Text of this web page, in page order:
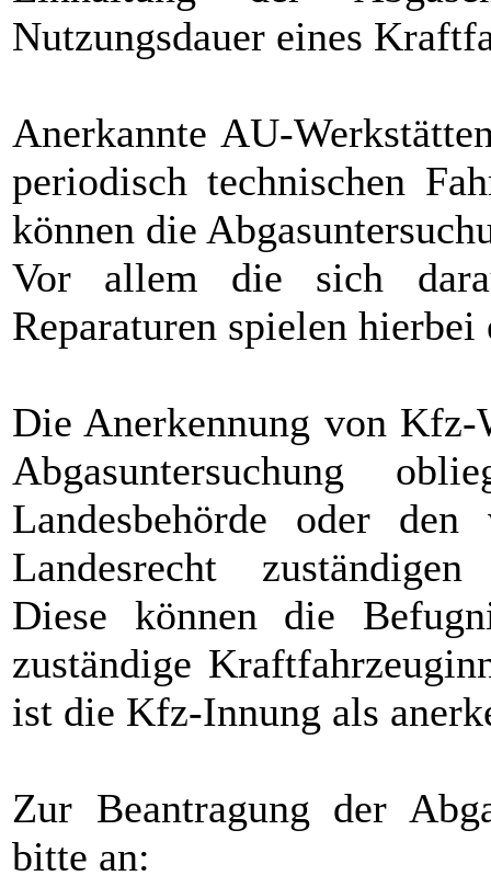
Nutzungsdauer eines
Anerkannte AU-
periodisch technischen
können die
Vor allem die sich
Reparaturen spielen
Die Anerkennung von Kfz-
Abgasuntersuchung
Landesbehörde oder
Landesrecht
Diese können die
zuständige
ist die Kfz-Innung als
Zur Beantragung der
bitte an: